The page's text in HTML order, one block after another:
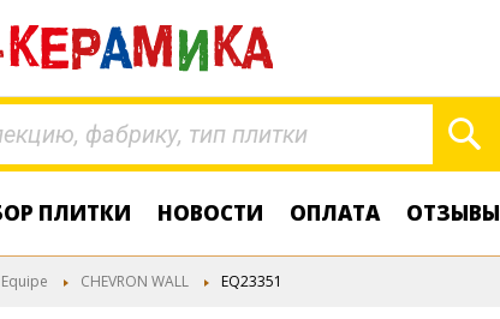
ПЛИТКИ НОВОСТИ ОПЛАТА ОТЗЫВЫ
Equipe CHEVRON WALL EQ23351